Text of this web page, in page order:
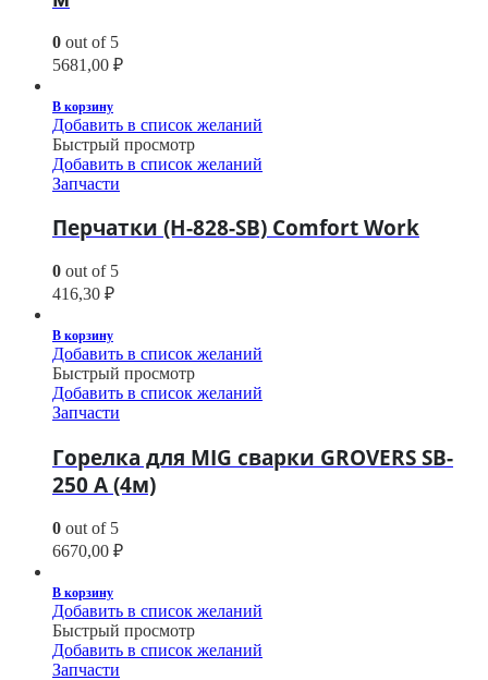
0 out of 5
5681,00 ₽
В корзину
Добавить в список желаний
Быстрый просмотр
Добавить в список желаний
Запчасти
Перчатки (H-828-SB) Comfort Work
0 out of 5
416,30 ₽
В корзину
Добавить в список желаний
Быстрый просмотр
Добавить в список желаний
Запчасти
Горелка для MIG сварки GROVERS SB-
250 А (4м)
0 out of 5
6670,00 ₽
В корзину
Добавить в список желаний
Быстрый просмотр
Добавить в список желаний
Запчасти